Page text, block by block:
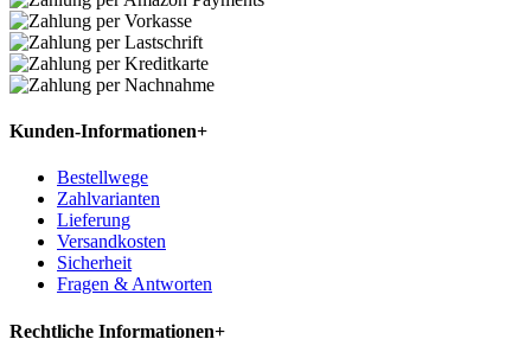
Kunden-Informationen+
Bestellwege
Zahlvarianten
Lieferung
Versandkosten
Sicherheit
Fragen & Antworten
Rechtliche Informationen+